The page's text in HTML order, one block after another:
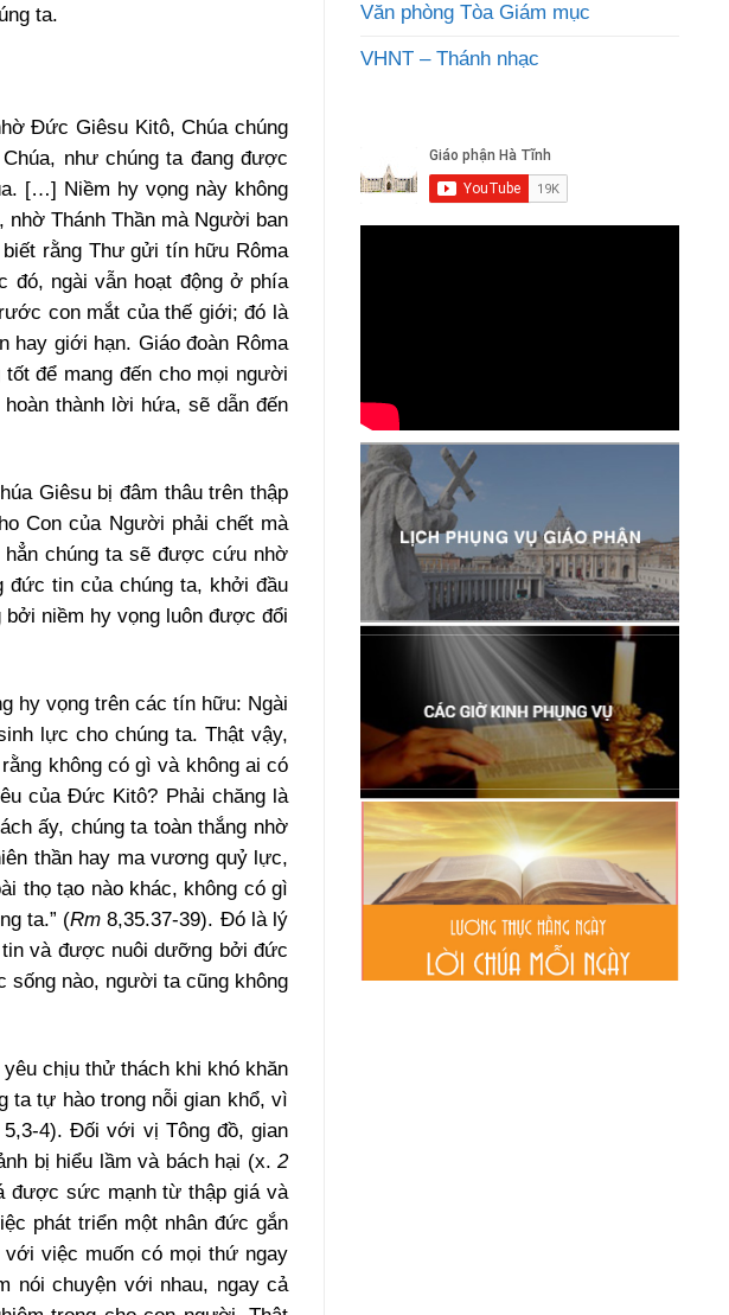
ta.
Đức Giêsu Kitô, Chúa chúng
như chúng ta đang được
[…] Niềm hy vọng này không
nhờ Thánh Thần mà Người ban
rằng Thư gửi tín hữu Rôma
đó, ngài vẫn hoạt động ở phía
con mắt của thế giới; đó là
hay giới hạn. Giáo đoàn Rôma
để mang đến cho mọi người
thành lời hứa, sẽ dẫn đến
Giêsu bị đâm thâu trên thập
Con của Người phải chết mà
chúng ta sẽ được cứu nhờ
tin của chúng ta, khởi đầu
niềm hy vọng luôn được đổi
hy vọng trên các tín hữu: Ngài
lực cho chúng ta. Thật vậy,
không có gì và không ai có
của Đức Kitô? Phải chăng là
ấy, chúng ta toàn thắng nhờ
thần hay ma vương quỷ lực,
thọ tạo nào khác, không có gì
ta.” (Rm 8,35.37-39). Đó là lý
và được nuôi dưỡng bởi đức
sống nào, người ta cũng không
chịu thử thách khi khó khăn
ta tự hào trong nỗi gian khổ, vì
4). Đối với vị Tông đồ, gian
bị hiểu lầm và bách hại (x. 2
được sức mạnh từ thập giá và
phát triển một nhân đức gắn
việc muốn có mọi thứ ngay
nói chuyện với nhau, ngay cả
Văn phòng Tòa Giám mục
VHNT – Thánh nhạc